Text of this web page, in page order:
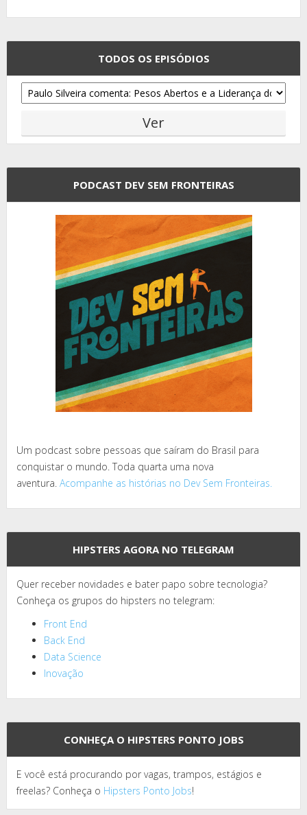
TODOS OS EPISÓDIOS
PODCAST DEV SEM FRONTEIRAS
Um podcast sobre pessoas que saíram do Brasil para
conquistar o mundo. Toda quarta uma nova
aventura. Acompanhe as histórias no Dev Sem Fronteiras.
HIPSTERS AGORA NO TELEGRAM
Quer receber novidades e bater papo sobre tecnologia?
Conheça os grupos do hipsters no telegram:
Front End
Back End
Data Science
Inovação
CONHEÇA O HIPSTERS PONTO JOBS
E você está procurando por vagas, trampos, estágios e
freelas? Conheça o Hipsters Ponto Jobs!